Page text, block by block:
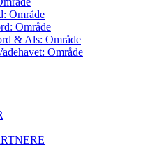
Område
Område
& Als: Område
Område